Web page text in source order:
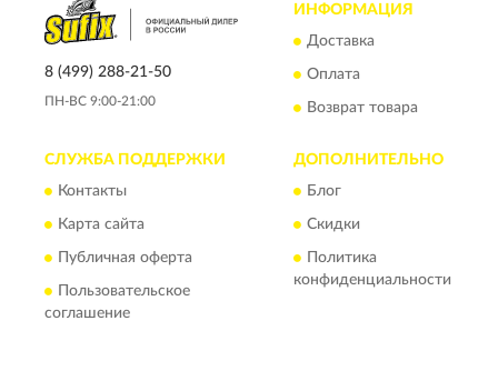
8 (499) 288-21-50
ПН-ВС 9:00-21:00
ИНФОРМАЦИЯ
Доставка
Оплата
Возврат товара
СЛУЖБА ПОДДЕРЖКИ
Контакты
Карта сайта
Публичная оферта
Пользовательское
соглашение
ДОПОЛНИТЕЛЬНО
Блог
Скидки
Политика
конфиденциальности